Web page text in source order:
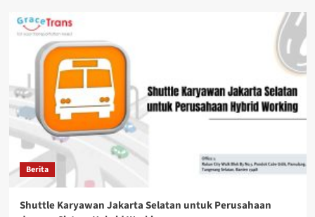
Berita
Shuttle Karyawan Jakarta Selatan untuk Perusahaan